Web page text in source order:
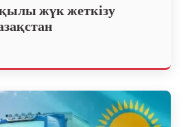
жүк жеткізу